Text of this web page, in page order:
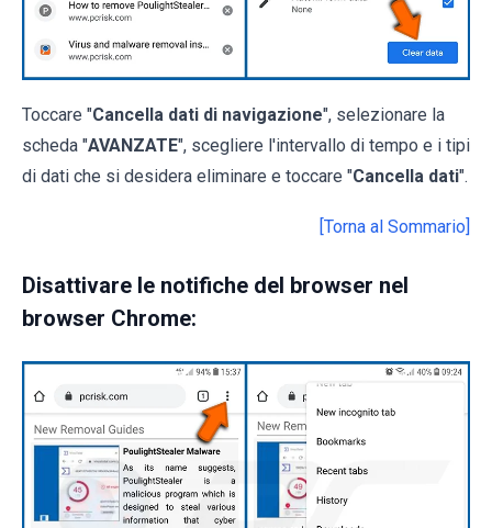
Toccare "Cancella dati di navigazione", selezionare la
scheda "AVANZATE", scegliere l'intervallo di tempo e i tipi
di dati che si desidera eliminare e toccare "Cancella dati".
[Torna al Sommario]
Disattivare le notifiche del browser nel
browser Chrome: